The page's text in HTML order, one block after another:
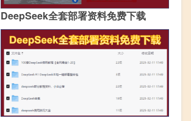
DeepSeek全套部署资料免费下载